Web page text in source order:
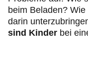
beim Beladen?
darin
sind Kinder bei